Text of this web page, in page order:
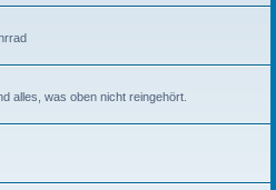
alles, was oben nicht reingehört.